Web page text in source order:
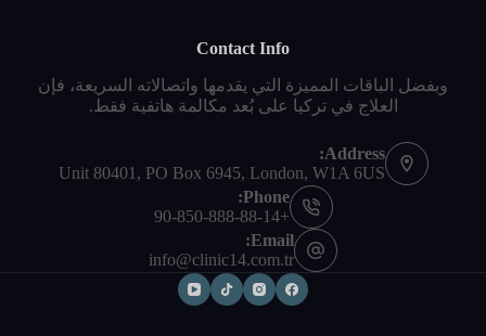
Contact Info
وبفضل الباقات المميزة التي يقدمها واتصالاته السريعة، فإن
العلاج في تركيا على بُعد مكالمة هاتفية فقط.
Address:
Unit 80401, PO Box 6945, London, W1A 6US
Phone:
+90-850-888-88-14
Email:
info@clinic14.com.tr